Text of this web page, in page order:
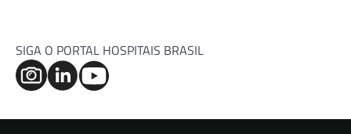
SIGA O PORTAL HOSPITAIS BRASIL